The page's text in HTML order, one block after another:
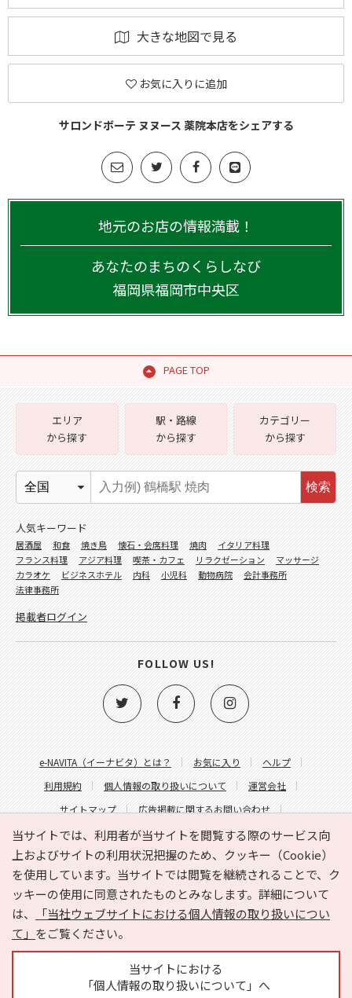
大きな地図で見る
お気に入りに追加
サロンドボーテ ヌヌース 薬院本店をシェアする
地元のお店の情報満載！
あなたのまちのくらしなび
福岡県福岡市中央区
PAGE TOP
当サイトでは、利用者が当サイトを閲覧する際のサービス向
上およびサイトの利用状況把握のため、クッキー（Cookie）
を使用しています。当サイトでは閲覧を継続されることで、ク
ッキーの使用に同意されたものとみなします。詳細について
は、
「当社ウェブサイトにおける個人情報の取り扱いについ
て」 をご覧ください。
当サイトにおける
「個人情報の取り扱いについて」へ
e-NAVITA（イーナビタ）とは？ お気に入り
ヘルプ
利用規約
個人情報の取り扱いについて
運営会社
サイトマップ
広告掲載に関するお問い合わせ
サイトの内容に関するお問い合わせ
エリア
から探す
駅・路線
から探す
カテゴリー
から探す
検索
人気キーワード
居酒屋 和食 焼き鳥 懐石・会席料理 焼肉
イタリア料理
フランス料理
アジア料理 喫茶・カフェ リラクゼーション
マッサージ
カラオケ
ビジネスホテル 内科 小児科 動物病院
会計事務所
法律事務所
掲載者ログイン
FOLLOW US!
Copyright © HYOJITO.Co.,Ltd. All Rights Reserved.